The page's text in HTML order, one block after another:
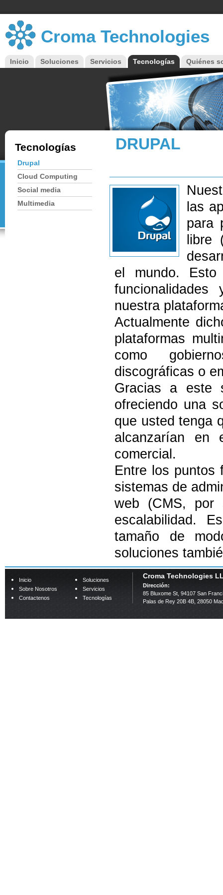
Croma Technologies
DRUPAL
las
para
libre
el mundo.
nuestra
Actualmente
plataformas
como
discográficas o
Gracias a este
ofreciendo una
que usted tenga
alcanzarían en
comercial.
Entre los puntos
sistemas de
web (CMS, por
escalabilidad.
tamaño de
soluciones
Menú principal
Inicio Soluciones Servicios Tecnologías Quiénes
Tecnologías
Drupal
Cloud Computing
Social media
Multimedia
Inicio
Sobre Nosotros
Contactenos
Soluciones
Servicios
Tecnologías
Croma Technologies
Dirección:
85 Bluxome St, 94107 San
Palas de Rey 20B 4B, 28050